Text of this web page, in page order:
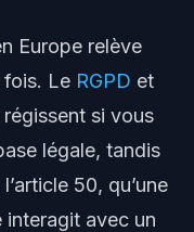
Europe relève
fois. Le RGPD et
si vous
légale, tandis
50, qu’une
interagit avec un